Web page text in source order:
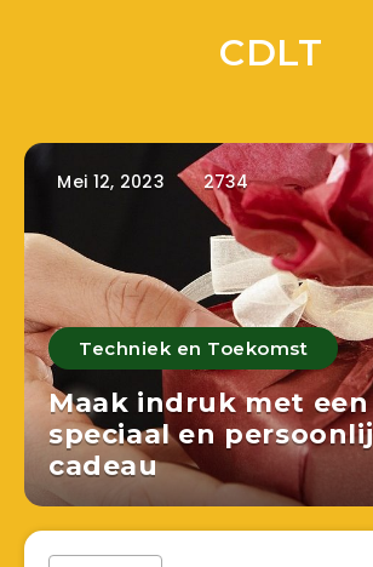
CDLT
Mei 12, 2023 2734
Techniek en Toekomst
Maak indruk met een
speciaal en
cadeau